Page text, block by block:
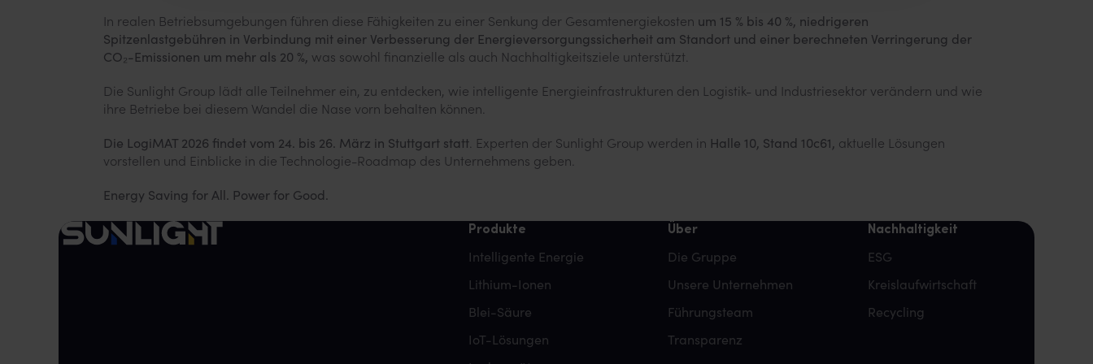
In realen Betriebsumgebungen führen diese Fähigkeiten zu einer Senkung der Gesamtenergiekosten um 15 % bis 40 %, niedrigeren
Spitzenlastgebühren in Verbindung mit einer Verbesserung der Energieversorgungssicherheit am Standort und einer berechneten Verringerung der
CO₂-Emissionen um mehr als 20 %, was sowohl finanzielle als auch Nachhaltigkeitsziele unterstützt.
Die Sunlight Group lädt alle Teilnehmer ein, zu entdecken, wie intelligente Energieinfrastrukturen den Logistik- und Industriesektor verändern und wie
ihre Betriebe bei diesem Wandel die Nase vorn behalten können.
Die LogiMAT 2026 findet vom 24. bis 26. März in Stuttgart statt. Experten der Sunlight Group werden in Halle 10, Stand 10c61, aktuelle Lösungen
vorstellen und Einblicke in die Technologie-Roadmap des Unternehmens geben.
Energy Saving for All. Power for Good.
Produkte
Intelligente Energie
Lithium-Ionen
Blei-Säure
IoT-Lösungen
Über
Die Gruppe
Unsere Unternehmen
Führungsteam
Transparenz
Nachhaltigkeit
ESG
Kreislaufwirtschaft
Recycling